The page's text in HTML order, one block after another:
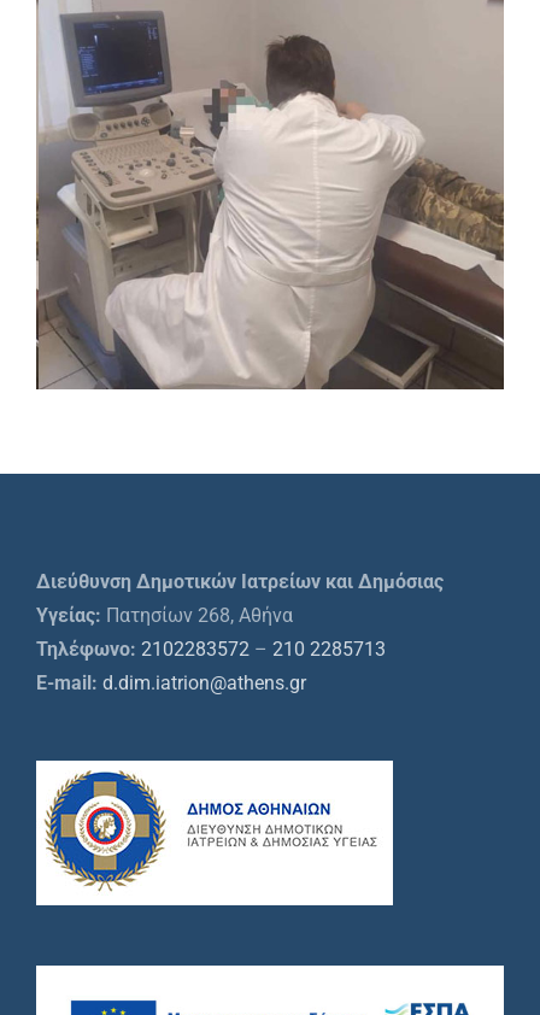
Διεύθυνση Δημοτικών Ιατρείων και Δημόσιας
Υγείας: Πατησίων 268, Αθήνα
Τηλέφωνο: 2102283572 – 210 2285713
E-mail: d.dim.iatrion@athens.gr